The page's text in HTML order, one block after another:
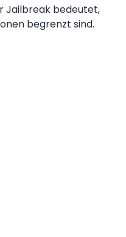
Jailbreak bedeutet,
begrenzt sind.